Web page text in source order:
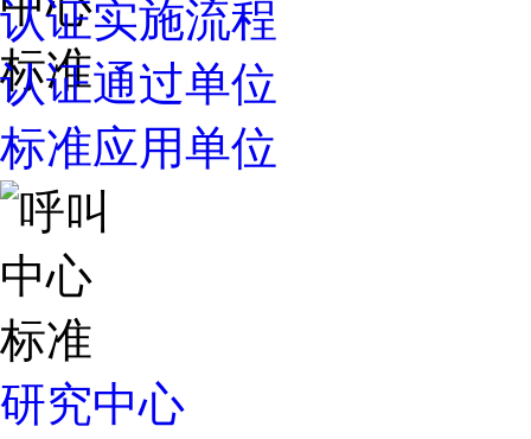
认证实施流程
认证通过单位
标准应用单位
研究中心